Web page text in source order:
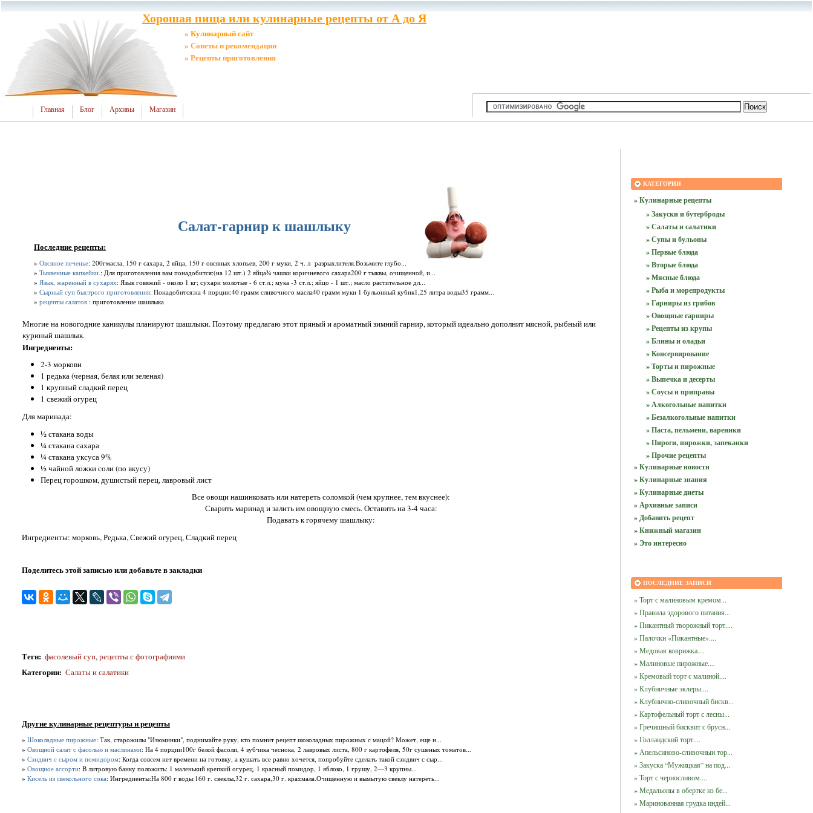
Хорошая пища или кулинарные рецепты от А до Я
» Кулинарный сайт
» Советы и рекомендации
» Рецепты приготовления
Главная Блог Архивы Магазин
Салат-гарнир к шашлыку
Последние рецепты:
» Овсяное печенье: 200гмасла, 150 г сахара, 2 яйца, 150 г овсяных хлопьев, 200 г муки, 2 ч. л разрыхлителя.Возьмите глубо...
» Тыквенные капкейки. : Для приготовления вам понадобится:(на 12 шт.) 2 яйца¾ чашки коричневого сахара200 г тыквы, очищенной, и...
» Язык, жаренный в сухарях: Язык говяжий - около 1 кг; сухари молотые - 6 ст.л.; мука -3 ст.л.; яйцо - 1 шт.; масло растительное дл...
» Сырный суп быстрого приготовления: Понадобится:на 4 порции:40 грамм сливочного масла40 грамм муки 1 бульонный кубик1,25 литра воды35 грамм...
» рецепты салатов : приготовление шашлыка
Многие на новогодние каникулы планируют шашлыки. Поэтому предлагаю этот пряный и ароматный зимний гарнир, который идеально дополнит мясной, рыбный или
куриный шашлык.
Ингредиенты:
2-3 моркови
1 редька (черная, белая или зеленая)
1 крупный сладкий перец
1 свежий огурец
Для маринада:
½ стакана воды
¼ стакана сахара
¼ стакана уксуса 9%
½ чайной ложки соли (по вкусу)
Перец горошком, душистый перец, лавровый лист
Все овощи нашинковать или натереть соломкой (чем крупнее, тем вкуснее):
Сварить маринад и залить им овощную смесь. Оставить на 3-4 часа:
Подавать к горячему шашлыку:
Ингредиенты: морковь, Редька, Свежий огурец, Сладкий перец
Поделитесь этой записью или добавьте в закладки
Теги: фасолевый суп,рецепты с фотографиями
Категории: Салаты и салатики
Другие кулинарные рецептуры и рецепты
» Шоколадные пирожные: Так, старожилы "Изюминки", поднимайте руку, кто помнит рецепт шоколадных пирожных с мацой? Может, еще н...
» Овощной салат с фасолью и маслинами: На 4 порции100г белой фасоли, 4 зубчика чеснока, 2 лавровых листа, 800 г картофеля, 50г сушеных томатов...
» Сэндвич с сыром и помидором: Когда совсем нет времени на готовку, а кушать все равно хочется, попробуйте сделать такой сэндвич с сыр...
» Овощное ассорти: В литровую банку положить: 1 маленький крепкий огурец, 1 красный помидор, 1 яблоко, 1 грушу, 2—3 крупны...
» Кисель из свекольного сока: Ингредиенты:На 800 г воды:160 г. свеклы,32 г. сахара,30 г. крахмала.Очищенную и вымытую свеклу натереть...
КАТЕГОРИИ
» Кулинарные рецепты
» Закуски и бутерброды
» Салаты и салатики
» Супы и бульоны
» Первые блюда
» Вторые блюда
» Мясные блюда
» Рыба и морепродукты
» Гарниры из грибов
» Овощные гарниры
» Рецепты из крупы
» Блины и оладьи
» Консервирование
» Торты и пирожные
» Выпечка и десерты
» Соусы и приправы
» Алкогольные напитки
» Безалкогольные напитки
» Паста, пельмени, вареники
» Пироги, пирожки, запеканки
» Прочие рецепты
» Кулинарные новости
» Кулинарные знания
» Кулинарные диеты
» Архивные записи
» Добавить рецепт
» Книжный магазин
» Это интересно
ПОСЛЕДНИЕ ЗАПИСИ
» Торт с малиновым кремом...
» Правила здорового питания...
» Пикантный творожный торт....
» Палочки «Пикантные»....
» Медовая коврижка....
» Малиновые пирожные....
» Кремовый торт с малиной....
» Клубничные эклеры....
» Клубнично-сливочный бискв...
» Картофельный торт с лесны...
» Гречишный бисквит с брусн...
» Голландский торт....
» Апельсиново-сливочныи тор...
» Закуска “Мужицкая” на под...
» Торт с черносливом....
» Медальоны в обертке из бе...
» Маринованная грудка индей...